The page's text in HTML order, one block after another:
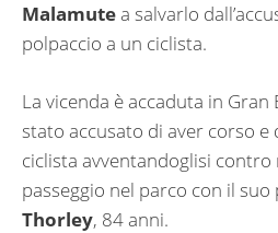
Malamutea salvarlo
polpaccio a un ciclista.
La vicenda è accaduta in
stato accusato di aver corso e
ciclista avventandoglisi
passeggio nel parco con il
Thorley, 84 anni.